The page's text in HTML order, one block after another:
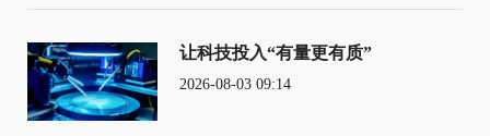
让科技投入“有量更有质”
2026-08-03 09:14